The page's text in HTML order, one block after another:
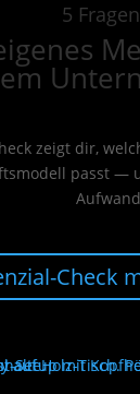
5
zeigt dir,
passt —
Check